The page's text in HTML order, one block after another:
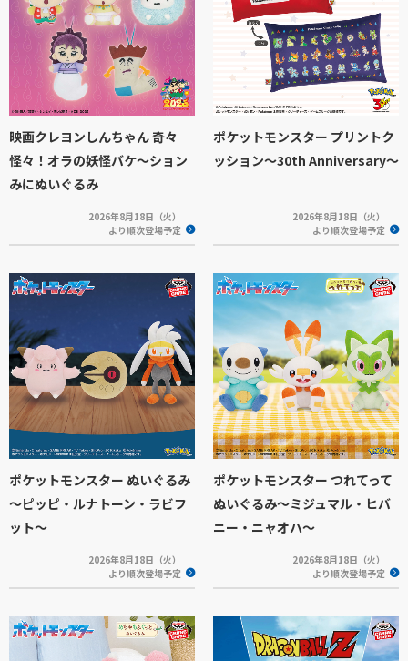
映画クレヨンしんちゃん 奇々
怪々！オラの妖怪バケ～ション
みにぬいぐるみ
2026年8月18日（火）
より順次登場予定
ポケットモンスター プリントク
ッション～30th Anniversary～
2026年8月18日（火）
より順次登場予定
ポケットモンスター ぬいぐるみ
～ピッピ・ルナトーン・ラビフ
ット～
2026年8月18日（火）
より順次登場予定
ポケットモンスター つれてって
ぬいぐるみ～ミジュマル・ヒバ
ニー・ニャオハ～
2026年8月18日（火）
より順次登場予定